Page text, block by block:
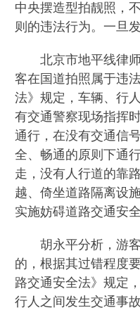
中央摆造型拍靓照，
则的违法行为。一旦
北京市地平线律师
客在国道拍照属于违
法》规定，车辆、行
有交通警察现场指挥
通行，在没有交通信
全、畅通的原则下通
走，没有人行道的靠
越、倚坐道路隔离设
实施妨碍道路交通安
胡永平分析，游客
的，根据其过错程度
路交通安全法》规定
行人之间发生交通事